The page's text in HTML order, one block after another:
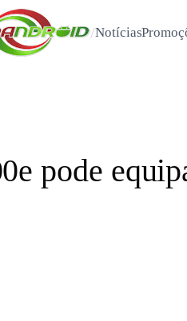
/Notícias
pode